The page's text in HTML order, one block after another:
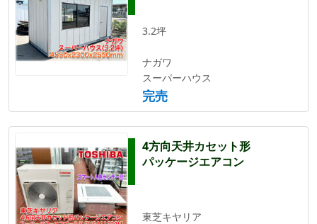
3.2坪
ナガワ
スーパーハウス
完売
4方向天井カセット形
パッケージエアコン
東芝キヤリア